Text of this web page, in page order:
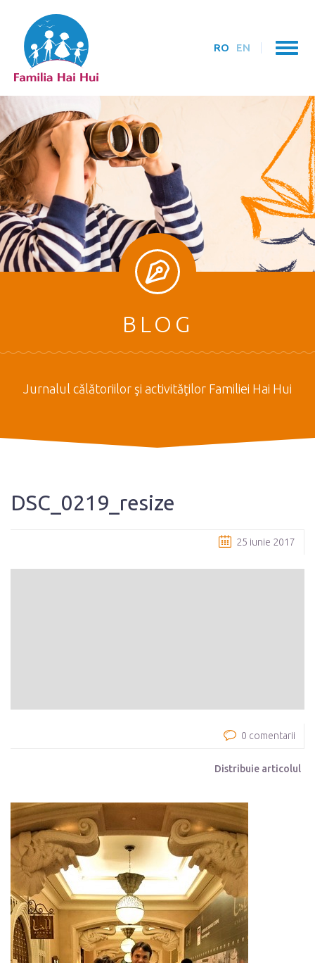
RO EN
BLOG
Jurnalul călătoriilor şi activităţilor Familiei Hai Hui
DSC_0219_resize
25 iunie 2017
0 comentarii
Distribuie articolul